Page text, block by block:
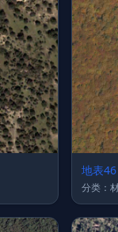
地表46